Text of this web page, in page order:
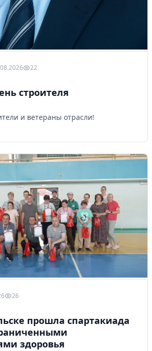
22
строителя
и ветераны отрасли!
26
прошла спартакиада
здоровья